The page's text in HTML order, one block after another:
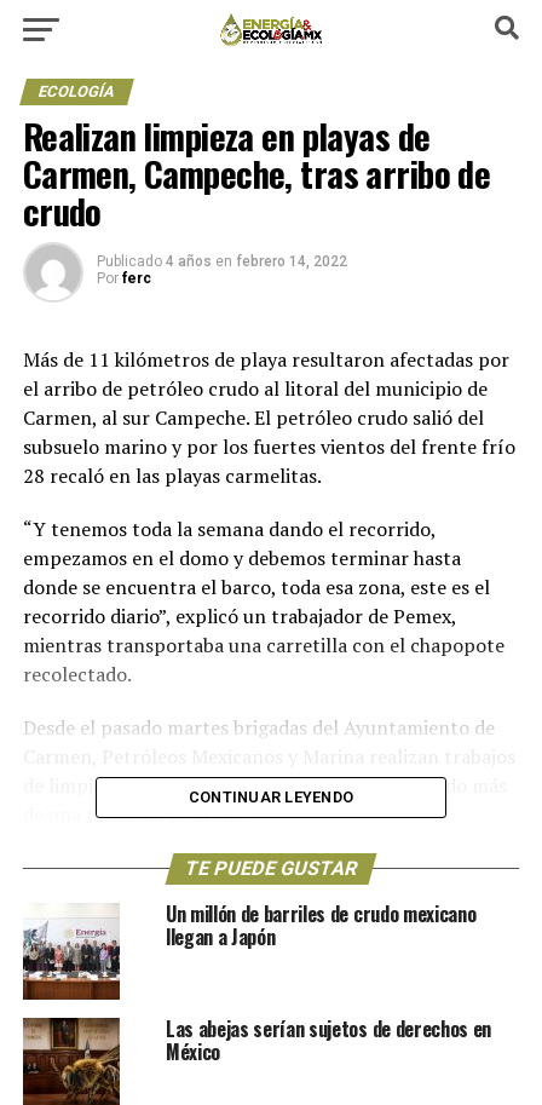
ECOLOGÍA
Realizan limpieza en playas de
Carmen, Campeche, tras arribo de
crudo
Publicado 4 años en febrero 14, 2022
Por ferc
Más de 11 kilómetros de playa resultaron afectadas por
el arribo de petróleo crudo al litoral del municipio de
Carmen, al sur Campeche. El petróleo crudo salió del
subsuelo marino y por los fuertes vientos del frente frío
28 recaló en las playas carmelitas.
“Y tenemos toda la semana dando el recorrido,
empezamos en el domo y debemos terminar hasta
donde se encuentra el barco, toda esa zona, este es el
recorrido diario”, explicó un trabajador de Pemex,
mientras transportaba una carretilla con el chapopote
recolectado.
Desde el pasado martes brigadas del Ayuntamiento de
de limpieza y hasta el momento llevan recolectado más
de una tonelada de crudo.
“Sabemos el daño que esto hace pues principalmente a
la ecología y a la gente”, opinó Pedro Vidal, poblador de
Carmen.
“Para darle mayor vista, a ver si ahorita que pase el mal
tiempo puedan venir los turistas y la gente a bañarse”,
dijo Doris Cervera, habitante de la zona afectada.
Estos manchones de chapopote afectan al medio
CONTINUAR LEYENDO
TE PUEDE GUSTAR
Un millón de barriles de crudo mexicano
llegan a Japón
Las abejas serían sujetos de derechos en
México